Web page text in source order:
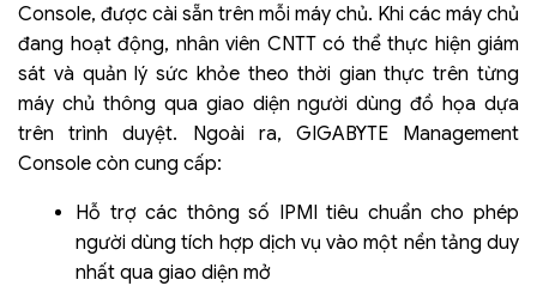
Console, được cài sẵn trên mỗi máy chủ. Khi các máy chủ
đang hoạt động, nhân viên CNTT có thể thực hiện giám
sát và quản lý sức khỏe theo thời gian thực trên từng
máy chủ thông qua giao diện người dùng đồ họa dựa
trên trình duyệt. Ngoài ra, GIGABYTE Management
Console còn cung cấp:
Hỗ trợ các thông số IPMI tiêu chuẩn cho phép
người dùng tích hợp dịch vụ vào một nền tảng duy
nhất qua giao diện mở